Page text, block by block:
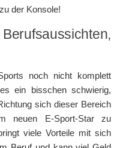
der Konsole!
noch nicht komplett
ein bisschen schwierig,
sich dieser Bereich
neuen E-Sport-Star zu
viele Vorteile mit sich